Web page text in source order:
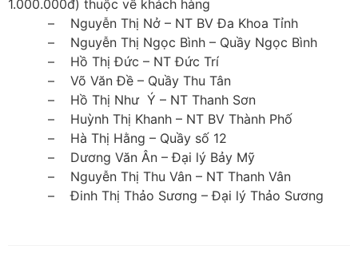
1.000.000đ) thuộc về khách hàng
– Nguyễn Thị Nở – NT BV Đa Khoa Tỉnh
– Nguyễn Thị Ngọc Bình – Quầy Ngọc Bình
– Hồ Thị Đức – NT Đức Trí
– Võ Văn Đề – Quầy Thu Tân
– Hồ Thị Như Ý – NT Thanh Sơn
– Huỳnh Thị Khanh – NT BV Thành Phố
– Hà Thị Hằng – Quầy số 12
– Dương Văn Ân – Đại lý Bảy Mỹ
– Nguyễn Thị Thu Vân – NT Thanh Vân
– Đinh Thị Thảo Sương – Đại lý Thảo Sương